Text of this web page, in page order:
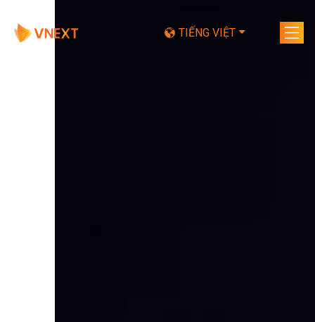
TIẾNG VIỆT